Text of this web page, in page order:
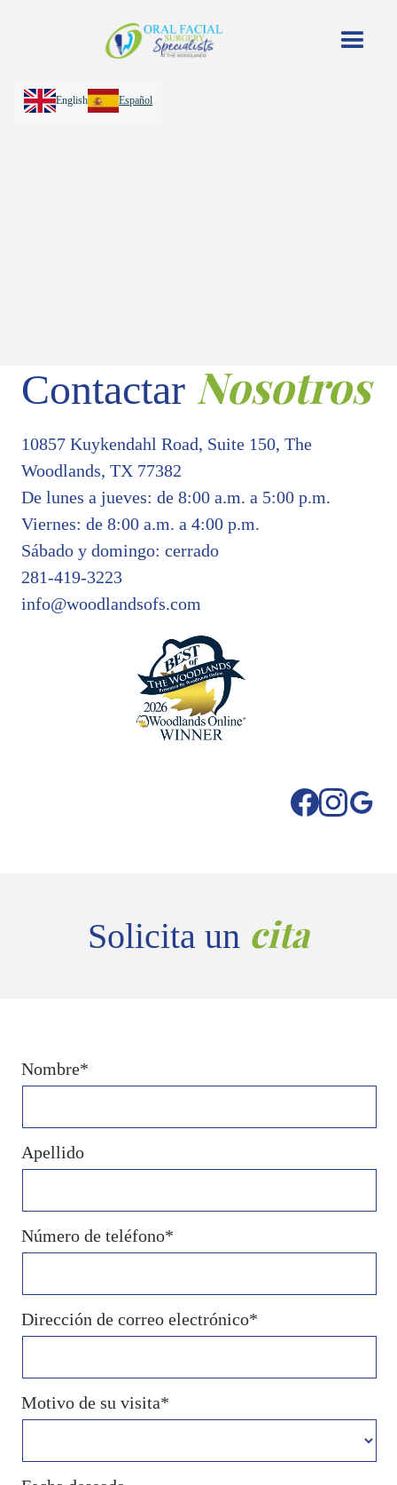
English Español
Contactar Nosotros
10857 Kuykendahl Road, Suite 150, The
Woodlands, TX 77382
De lunes a jueves: de 8:00 a.m. a 5:00 p.m.
Viernes: de 8:00 a.m. a 4:00 p.m.
Sábado y domingo: cerrado
281-419-3223
info@woodlandsofs.com
Solicita un cita
Nombre*
Apellido
Número de teléfono*
Dirección de correo electrónico*
Motivo de su visita*